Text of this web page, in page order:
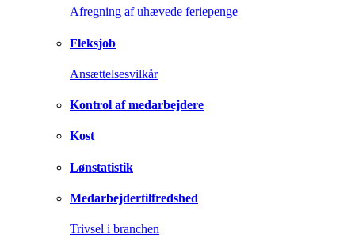
Afregning af uhævede feriepenge
Fleksjob
Ansættelsesvilkår
Kontrol af medarbejdere
Kost
Lønstatistik
Medarbejdertilfredshed
Trivsel i branchen